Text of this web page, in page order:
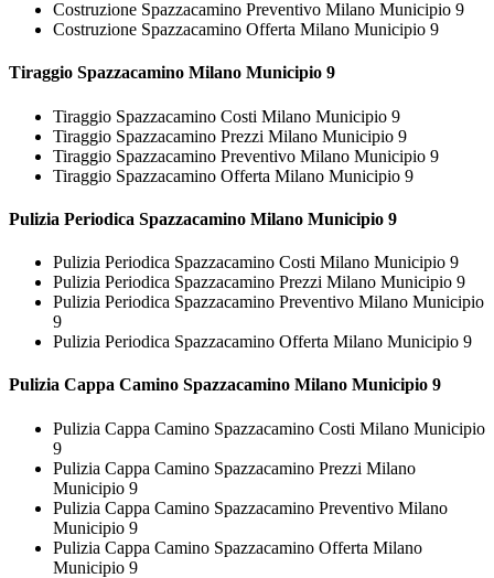
Costruzione Spazzacamino Preventivo Milano Municipio 9
Costruzione Spazzacamino Offerta Milano Municipio 9
Tiraggio Spazzacamino Milano Municipio 9
Tiraggio Spazzacamino Costi Milano Municipio 9
Tiraggio Spazzacamino Prezzi Milano Municipio 9
Tiraggio Spazzacamino Preventivo Milano Municipio 9
Tiraggio Spazzacamino Offerta Milano Municipio 9
Pulizia Periodica Spazzacamino Milano Municipio 9
Pulizia Periodica Spazzacamino Costi Milano Municipio 9
Pulizia Periodica Spazzacamino Prezzi Milano Municipio 9
Pulizia Periodica Spazzacamino Preventivo Milano Municipio
9
Pulizia Periodica Spazzacamino Offerta Milano Municipio 9
Pulizia Cappa Camino Spazzacamino Milano Municipio 9
Pulizia Cappa Camino Spazzacamino Costi Milano Municipio
9
Pulizia Cappa Camino Spazzacamino Prezzi Milano
Municipio 9
Pulizia Cappa Camino Spazzacamino Preventivo Milano
Municipio 9
Pulizia Cappa Camino Spazzacamino Offerta Milano
Municipio 9